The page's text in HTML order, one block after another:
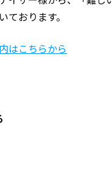
ております。
はこちらから